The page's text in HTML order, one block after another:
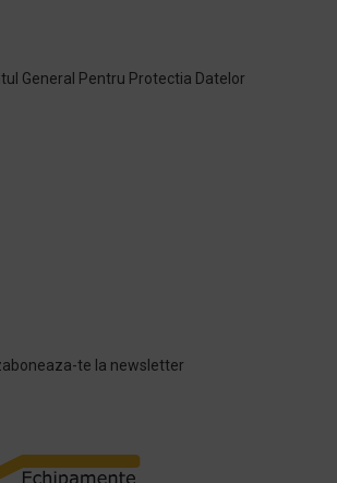
General Pentru Protectia Datelor
te la newsletter